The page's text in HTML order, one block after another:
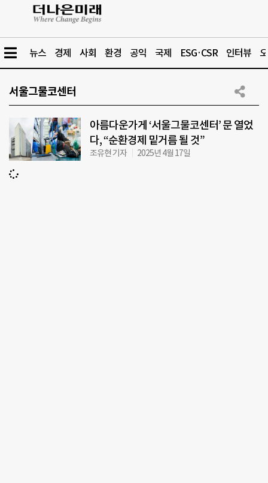
뉴스 경제 사회 환경 공익 국제 ESG·CSR 인터뷰
서울그물코센터
아름다운가게 ‘서울그물코센터’ 문 열었
다, “순환경제 밑거름 될 것”
조유현 기자 2025년 4월 17일